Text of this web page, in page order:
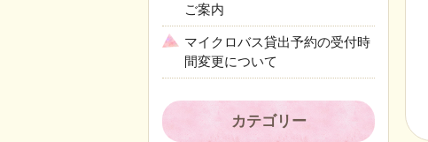
ご案内
マイクロバス貸出予約の受付時
間変更について
カテゴリー